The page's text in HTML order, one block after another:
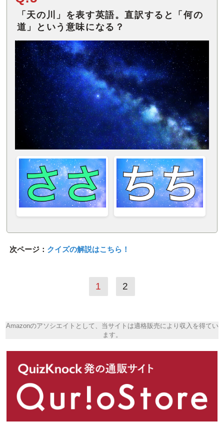
「天の川」を表す英語。直訳すると「何の
道」という意味になる？
次ページ： クイズの解説はこちら！
1 2
Amazonのアソシエイトとして、当サイトは適格販売により収入を得てい
ます。